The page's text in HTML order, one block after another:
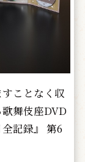
ことなく収
舞伎座DVD
記録』 第6